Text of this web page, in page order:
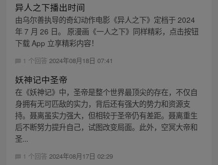
异人之下播出时间
由乌尔善执导的奇幻动作电影《异人之下》定档于 2024
年 7 月 26 日。 原漫画《一人之下》同样精彩，点击按钮
下载 App 立享精彩内容！
1 个回答 2024年08月18日 07:41
妖神记中圣帝
在《妖神记》中，圣帝是整个世界最顶尖的存在，不仅自
身拥有无可匹敌的实力，背后还有强大的势力和资源支
持。聂离虽实力强大，但相较于圣帝仍有差距。聂离重生
后不断努力提升自己，试图改变局面。此外，空冥大帝和
圣...
1 个回答 2024年08月17日 02:29